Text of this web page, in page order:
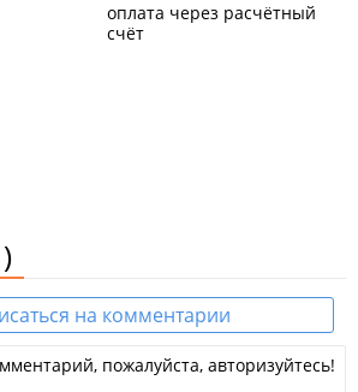
оплата через расчётный
счёт
на комментарии
пожалуйста, авторизуйтесь!